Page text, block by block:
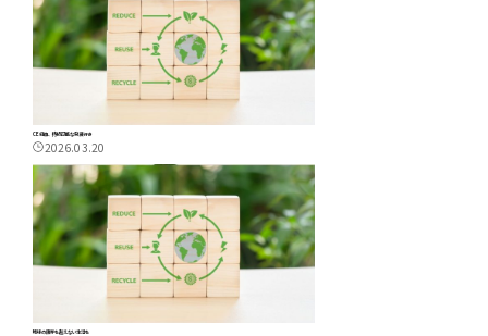
CE経由、持続可能な発展行き
2026.03.20
地球の限界を超えない生活を